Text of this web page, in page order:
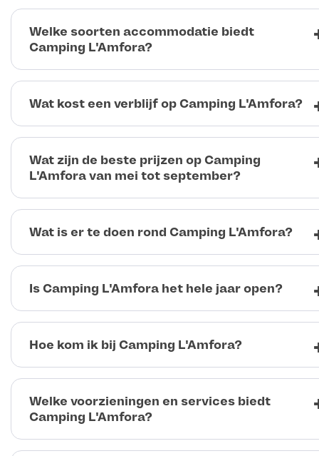
Welke soorten accommodatie biedt
Camping L'Amfora?
Wat kost een verblijf op Camping L'Amfora?
Wat zijn de beste prijzen op Camping
L'Amfora van mei tot september?
Wat is er te doen rond Camping L'Amfora?
Is Camping L'Amfora het hele jaar open?
Hoe kom ik bij Camping L'Amfora?
Welke voorzieningen en services biedt
Camping L'Amfora?